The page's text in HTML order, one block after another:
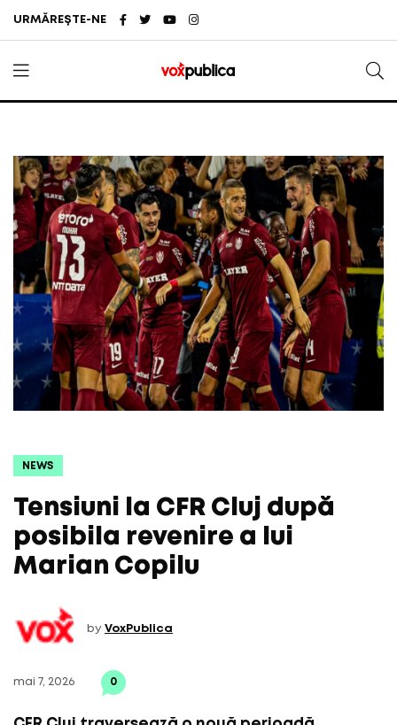
URMĂREȘTE-NE
NEWS
Tensiuni la CFR Cluj după
posibila revenire a lui
Marian Copilu
by VoxPublica
mai 7, 2026 0